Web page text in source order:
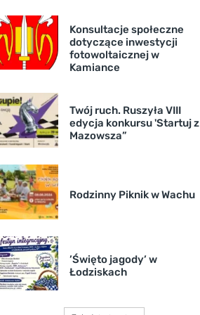
Konsultacje społeczne
dotyczące inwestycji
fotowoltaicznej w
Kamiance
Twój ruch. Ruszyła VIII
edycja konkursu 'Startuj z
Mazowsza”
Rodzinny Piknik w Wachu
’Święto jagody’ w
Łodziskach